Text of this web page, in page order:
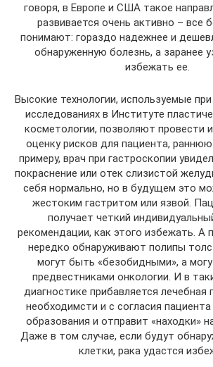
говоря, в Европе и США такое
развивается очень активно – все
понимают: гораздо надежнее и
обнаруженную болезнь, а заранее
избежать ее.
Высокие технологии, используемые
исследованиях в Институте
косметологии, позволяют провести
оценку рисков для пациента,
примеру, врач при гастроскопии
покраснение или отек слизистой
себя нормально, но в будущем это
жестоким гастритом или язвой.
получает четкий
рекомендации, как этого избежать. А
нередко обнаруживают полипы
могут быть «безобидными», а
предвестниками онкологии. И в
диагностике прибавляется лечебная
необходимсти и с согласия
образования и отправит «находки»
Даже в том случае, если будут
клетки, рака удастся